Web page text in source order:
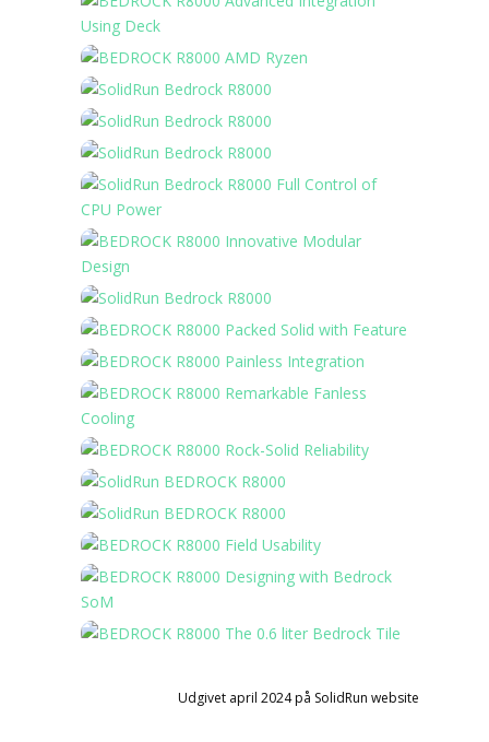
Udgivet april 2024 på SolidRun website